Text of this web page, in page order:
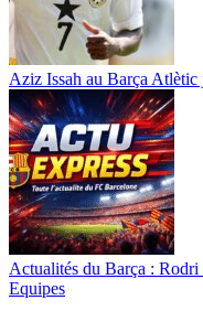
Aziz Issah au Barça Atlètic
Actualités du Barça :
Equipes